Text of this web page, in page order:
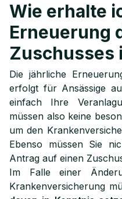
Wie erhalte
Erneuerung
Zuschusses
Die jährliche
erfolgt für Ansässige
einfach Ihre
müssen also keine
um den
Ebenso müssen Sie
Antrag auf einen
Im Falle einer
Krankenversicherung